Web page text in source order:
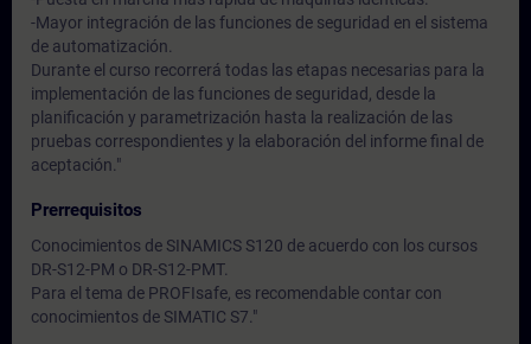
-Mayor integración de las funciones de seguridad en el sistema
de automatización.
Durante el curso recorrerá todas las etapas necesarias para la
implementación de las funciones de seguridad, desde la
planificación y parametrización hasta la realización de las
pruebas correspondientes y la elaboración del informe final de
aceptación."
Prerrequisitos
Conocimientos de SINAMICS S120 de acuerdo con los cursos
DR-S12-PM o DR-S12-PMT.
Para el tema de PROFIsafe, es recomendable contar con
conocimientos de SIMATIC S7."